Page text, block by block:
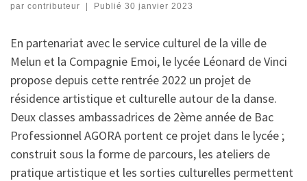
par contributeur | Publié 30 janvier 2023
En partenariat avec le service culturel de la ville de
Melun et la Compagnie Emoi, le lycée Léonard de Vinci
propose depuis cette rentrée 2022 un projet de
résidence artistique et culturelle autour de la danse.
Deux classes ambassadrices de 2ème année de Bac
Professionnel AGORA portent ce projet dans le lycée ;
construit sous la forme de parcours, les ateliers de
pratique artistique et les sorties culturelles permettent